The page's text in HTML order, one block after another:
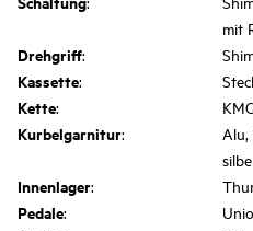
mit
Drehgriff:
Kassette:
Kette:
Kurbelgarnitur:
Alu,
Innenlager:
Pedale: